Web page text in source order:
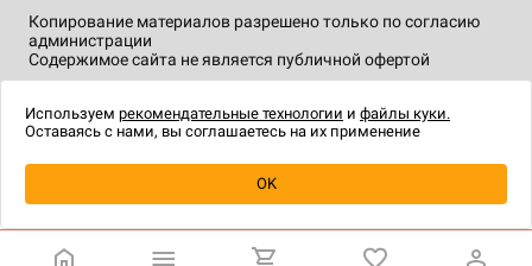
Уведомить о наличии
Копирование материалов разрешено только по согласию
администрации
Содержимое сайта не является публичной офертой
технологии.
Используем рекомендательные технологии и файлы куки.
Оставаясь с нами, вы соглашаетесь на их применение
OK